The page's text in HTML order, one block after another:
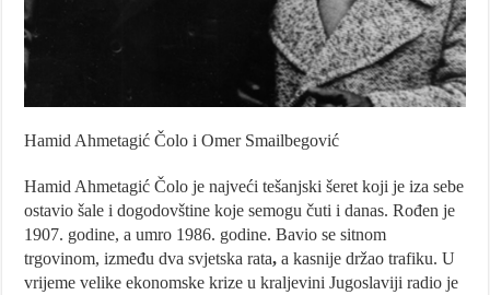
Hamid Ahmetagić Čolo i Omer Smailbegović
Hamid Ahmetagić Čolo je najveći tešanjski šeret koji je iza sebe
ostavio šale i dogodovštine koje semogu čuti i danas. Rođen je
1907. godine, a umro 1986. godine. Bavio se sitnom
trgovinom, između dva svjetska rata,a kasnije držao trafiku. U
vrijeme velike ekonomske krize u kraljevini Jugoslaviji radio je